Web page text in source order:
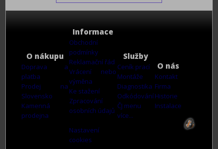
O nákupu
Doprava a
platba
Prodej na
Slovensko
Kamenná
prodejna
Informace
Obchodní
podmínky
Reklamační řád
Vrácení nebo
výměna
Ke stažení
Zpracování
osobních údajů
Nastavení
cookies
Služby
Ceník prací
Montáže
Diagnostika
Odkódování
ČJ menu
více...
O nás
Kontakt
Firma
Historie
Instalace